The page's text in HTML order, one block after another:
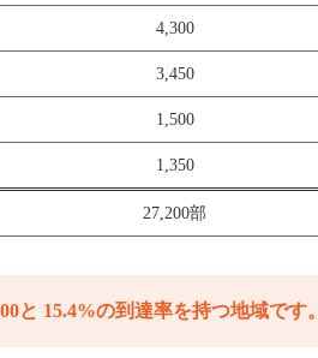
4,300
3,450
1,500
1,350
27,200部
と 15.4%の到達率を持つ地域です。